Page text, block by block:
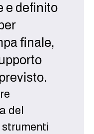
e definito
finale,
del